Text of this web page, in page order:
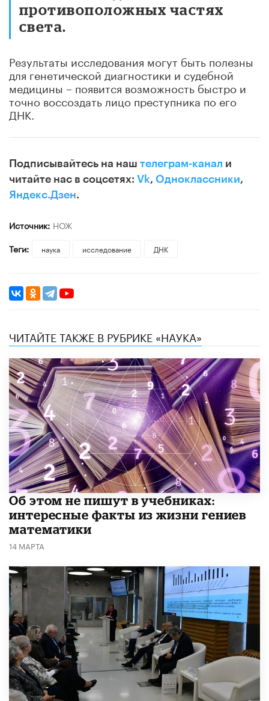
противоположных частях
света.
Результаты исследования могут быть полезны
для генетической диагностики и судебной
медицины – появится возможность быстро и
точно воссоздать лицо преступника по его
ДНК.
Подписывайтесь на наш телеграм-канал и
читайте нас в соцсетях: Vk, Одноклассники,
Яндекс.Дзен.
Источник: НОЖ
Теги:
наука исследование ДНК
ЧИТАЙТЕ ТАКЖЕ В РУБРИКЕ «НАУКА»
Об этом не пишут в учебниках:
интересные факты из жизни гениев
математики
14 МАРТА